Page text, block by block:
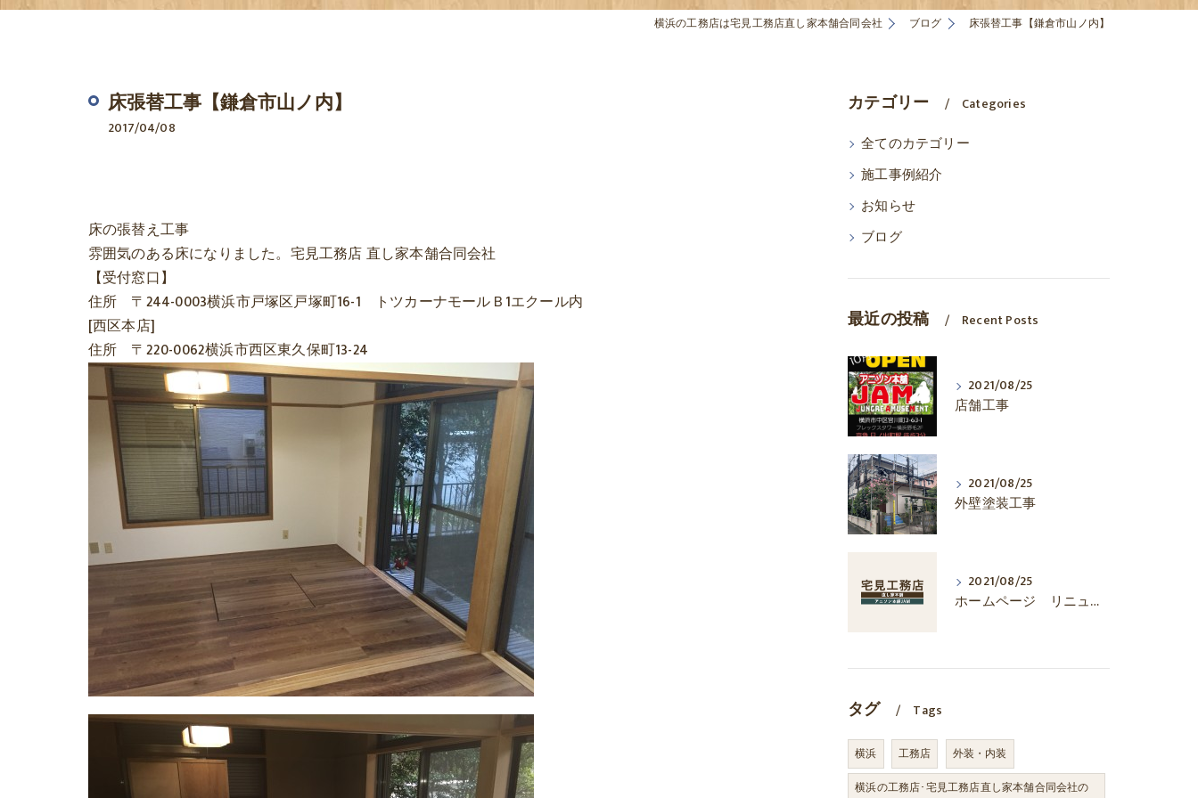
横浜の工務店は宅見工務店直し家本舗合同会社 ブログ 床張替工事【鎌倉市山ノ内】
床張替工事【鎌倉市山ノ内】
2017/04/08
床の張替え工事
雰囲気のある床になりました。 宅見工務店 直し家本舗合同会社
【受付窓口】
住所 〒244-0003横浜市戸塚区戸塚町16-1 トツカーナモールＢ1エクール内
[西区本店]
住所 〒220-0062横浜市西区東久保町13-24
カテゴリー Categories
全てのカテゴリー
施工事例紹介
お知らせ
ブログ
最近の投稿 Recent Posts
2021/08/25
店舗工事
2021/08/25
外壁塗装工事
2021/08/25
ホームページ リニューアル
タグ Tags
横浜 工務店
外装・内装
横浜の工務店･宅見工務店直し家本舗合同会社の